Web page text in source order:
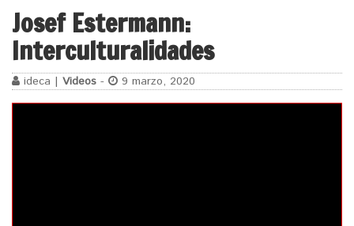
Josef Estermann:
Interculturalidades
ideca | Videos - 9 marzo, 2020